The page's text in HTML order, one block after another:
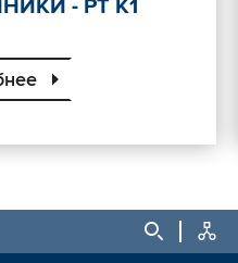
- РТ К1